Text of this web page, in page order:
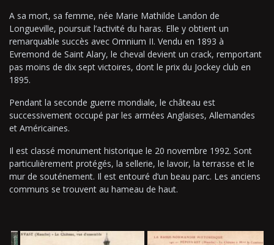
A sa mort, sa femme, née Marie Mathilde Landon de
Longueville, poursuit l’activité du haras. Elle y obtient un
remarquable succès avec Omnium II. Vendu en 1893 à
Evremond de Saint Alary, le cheval devient un crack, remportant
pas moins de dix sept victoires, dont le prix du Jockey club en
1895.
Pendant la seconde guerre mondiale, le château est
successivement occupé par les armées Anglaises, Allemandes
et Américaines.
Il est classé monument historique le 20 novembre 1992. Sont
particulièrement protégés, la sellerie, le lavoir, la terrasse et le
mur de souténement. Il est entouré d’un beau parc. Les anciens
communs se trouvent au hameau de haut.